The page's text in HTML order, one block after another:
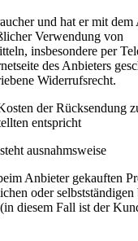
und hat er mit dem
Verwendung von
insbesondere per
des Anbieters
Widerrufsrecht.
der Rücksendung
entspricht
ausnahmsweise
Anbieter gekauften
oder
diesem Fall ist der